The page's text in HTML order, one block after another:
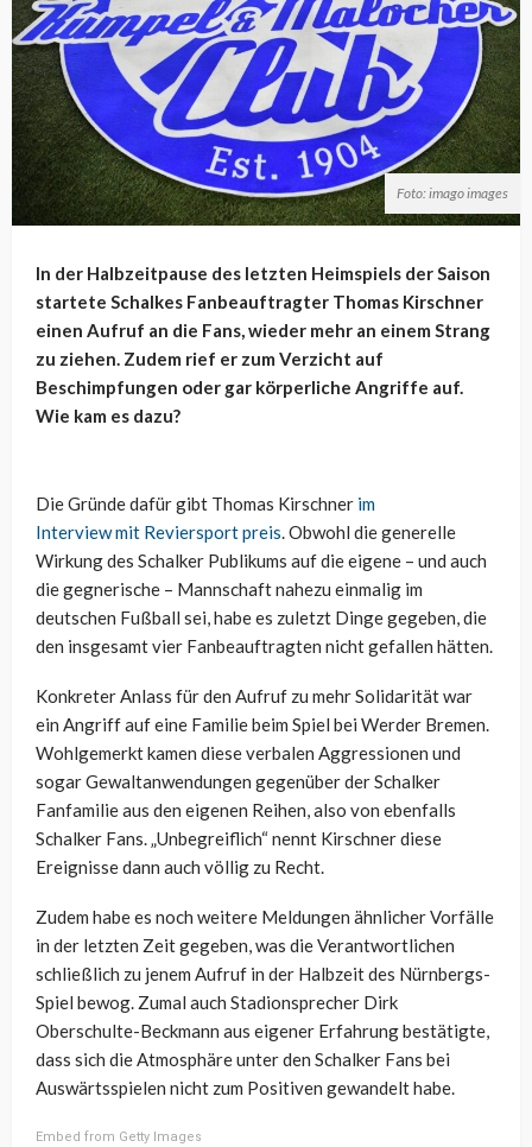
Foto: imago images
In der Halbzeitpause des letzten Heimspiels der Saison
startete Schalkes Fanbeauftragter Thomas Kirschner
einen Aufruf an die Fans, wieder mehr an einem Strang
zu ziehen. Zudem rief er zum Verzicht auf
Beschimpfungen oder gar körperliche Angriffe auf.
Wie kam es dazu?
Die Gründe dafür gibt Thomas Kirschner im
Interview mit Reviersport preis. Obwohl die generelle
Wirkung des Schalker Publikums auf die eigene – und auch
die gegnerische – Mannschaft nahezu einmalig im
deutschen Fußball sei, habe es zuletzt Dinge gegeben, die
den insgesamt vier Fanbeauftragten nicht gefallen hätten.
Konkreter Anlass für den Aufruf zu mehr Solidarität war
ein Angriff auf eine Familie beim Spiel bei Werder Bremen.
Wohlgemerkt kamen diese verbalen Aggressionen und
sogar Gewaltanwendungen gegenüber der Schalker
Fanfamilie aus den eigenen Reihen, also von ebenfalls
Schalker Fans. „Unbegreiflich“ nennt Kirschner diese
Ereignisse dann auch völlig zu Recht.
Zudem habe es noch weitere Meldungen ähnlicher Vorfälle
in der letzten Zeit gegeben, was die Verantwortlichen
schließlich zu jenem Aufruf in der Halbzeit des Nürnbergs-
Spiel bewog. Zumal auch Stadionsprecher Dirk
Oberschulte-Beckmann aus eigener Erfahrung bestätigte,
dass sich die Atmosphäre unter den Schalker Fans bei
Auswärtsspielen nicht zum Positiven gewandelt habe.
Embed from Getty Images